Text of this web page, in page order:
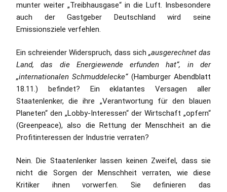
munter weiter „Treibhausgase“ in die Luft. Insbesondere
auch der Gastgeber Deutschland wird seine
Emissionsziele verfehlen.
Ein schreiender Widerspruch, dass sich „ausgerechnet das
Land, das die Energiewende erfunden hat“, in der
„internationalen Schmuddelecke“(Hamburger Abendblatt
18.11.) befindet? Ein eklatantes Versagen aller
Staatenlenker, die ihre „Verantwortung für den blauen
Planeten“ den „Lobby-Interessen“ der Wirtschaft „opfern“
(Greenpeace), also die Rettung der Menschheit an die
Profitinteressen der Industrie verraten?
Nein. Die Staatenlenker lassen keinen Zweifel, dass sie
nicht die Sorgen der Menschheit verraten, wie diese
Kritiker ihnen vorwerfen. Sie definieren das